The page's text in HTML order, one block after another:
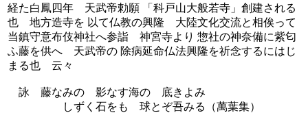
経た白鳳四年 天武帝勅願 「科戸山大般若寺」創建される
也 地方造寺を 以て仏教の興隆 大陸文化交流と相俟って
当鎮守意布伎神社へ参詣 神宮寺より 惣社の神奈備に紫匂
ふ藤を供へ 天武帝の 除病延命仏法興隆を祈念するにはじ
まる也 云々
詠 藤なみの 影なす海の 底きよみ
しずく石をも 球とぞ吾みる（萬葉集）